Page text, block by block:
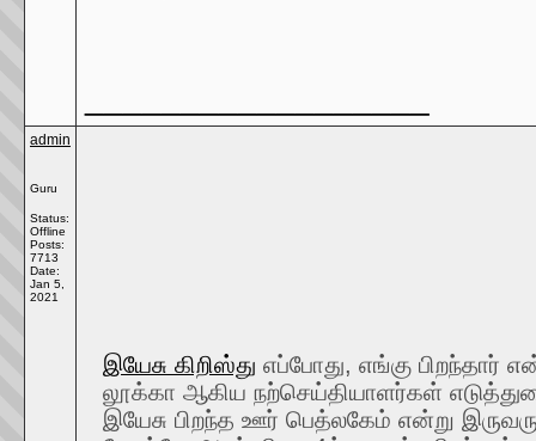
admin
Guru
Status:
Offline
Posts:
7713
Date:
Jan 5,
2021
இயேசு கிறிஸ்து எப்போது, எங்கு பிறந்தார்
லூக்கா ஆகிய நற்செய்தியாளர்கள்
இயேசு பிறந்த ஊர் பெத்லகேம் என்று